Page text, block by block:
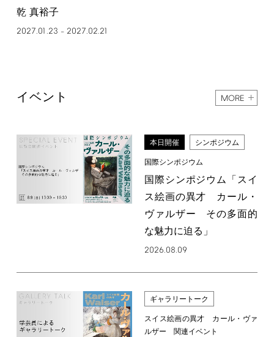
乾 真裕子
2027.01.23 – 2027.02.21
イベント MORE
本日開催 シンポジウム
国際シンポジウム
国際シンポジウム「スイ
ス絵画の異才 カール・
ヴァルザー その多面的
な魅力に迫る」
2026.08.09
ギャラリートーク
スイス絵画の異才 カール・ヴァ
ルザー 関連イベント